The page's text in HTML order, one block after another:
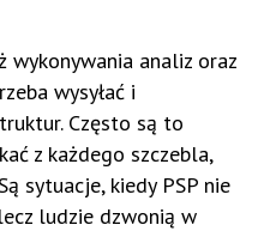
wykonywania analiz oraz
wysyłać i
Często są to
z każdego szczebla,
sytuacje, kiedy PSP nie
ludzie dzwonią w